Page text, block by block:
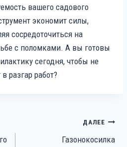
вашего садового
экономит силы,
сосредоточиться на
с поломками. А вы готовы
сегодня, чтобы не
разгар работ?
ДАЛЕЕ
Газонокосилка